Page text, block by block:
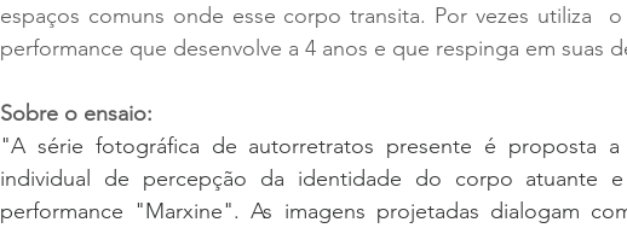
espaços comuns onde esse corpo transita. Por vezes utiliza
performance que desenvolve a 4 anos e que respinga em suas
Sobre o ensaio:
"A série fotográfica de autorretratos presente é proposta
individual de percepção da identidade do corpo atuante
performance "Marxine". As imagens projetadas dialogam